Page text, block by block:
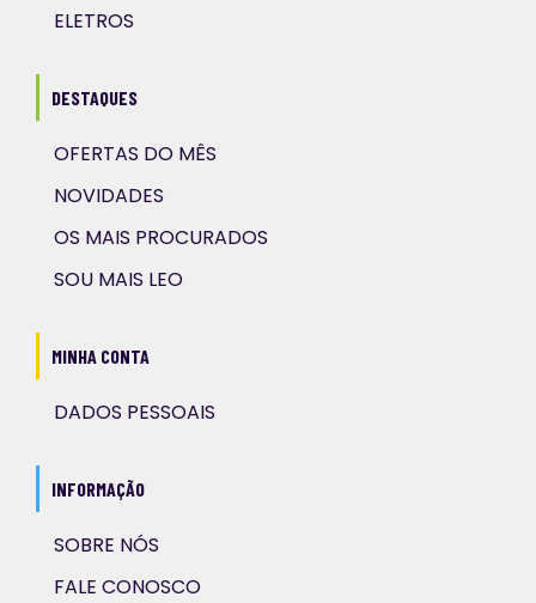
ELETROS
DESTAQUES
OFERTAS DO MÊS
NOVIDADES
OS MAIS PROCURADOS
SOU MAIS LEO
MINHA CONTA
DADOS PESSOAIS
INFORMAÇÃO
SOBRE NÓS
FALE CONOSCO